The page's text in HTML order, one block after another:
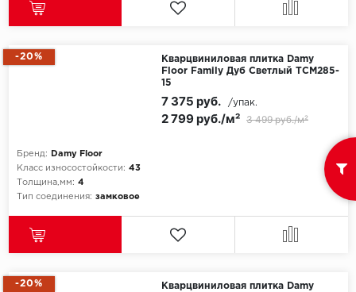
-20%
Кварцвиниловая плитка Damy
Floor Family Дуб Светлый TCM285-
15
Бренд:
Damy Floor
Класс износостойкости: 43
Толщина,мм: 4
Тип соединения: замковое
2 799 руб./м² 3 499 руб./м²
7 375 руб. /упак.
-20%
Кварцвиниловая плитка Damy